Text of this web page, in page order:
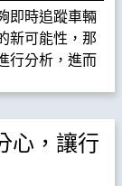
即時追蹤車輛
新可能性，那
行分析，進而
心，讓行